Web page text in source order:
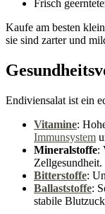
Frisch
Kaufe am besten
sie sind zarter und
Endiviensalat ist ein
Vitamine:
Immunsystem
Mineralstoffe:
Zellgesundheit.
Bitterstoffe:
Ballaststoffe:
stabile